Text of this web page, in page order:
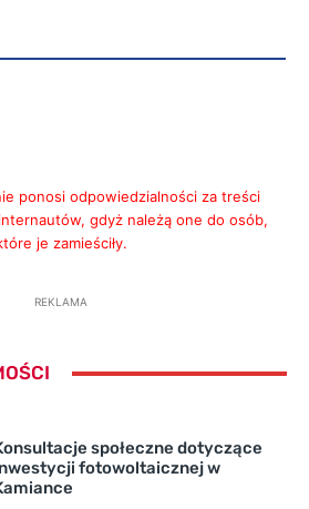
ponosi odpowiedzialności za treści
gdyż należą one do osób,
je zamieściły.
REKLAMA
społeczne dotyczące
fotowoltaicznej w